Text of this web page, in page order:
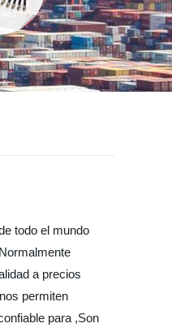
todo el mundo
a precios
permiten
para ,Son